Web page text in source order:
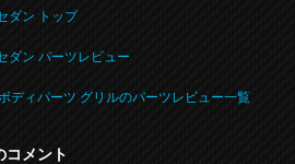
ダン トップ
ダン パーツレビュー
ディパーツ グリルのパーツレビュー一覧
コメント